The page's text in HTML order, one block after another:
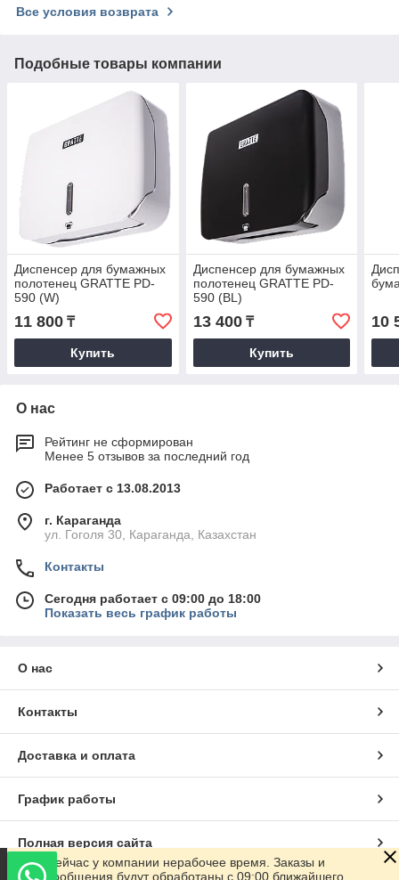
Все условия возврата
Подобные товары компании
Диспенсер для бумажных
полотенец GRATTE PD-
590 (W)
11 800 ₸
Купить
Диспенсер для бумажных
полотенец GRATTE PD-
590 (BL)
13 400₸
Купить
10
О нас
Рейтинг не сформирован
Менее 5 отзывов за последний год
Работает с 13.08.2013
г. Караганда
ул. Гоголя 30, Караганда, Казахстан
Контакты
Сегодня работает с 09:00 до 18:00
Показать весь график работы
О нас
Контакты
Доставка и оплата
График работы
Полная версия сайта
Сейчас у компании нерабочее время. Заказы и
сообщения будут обработаны с 09:00 ближайшего